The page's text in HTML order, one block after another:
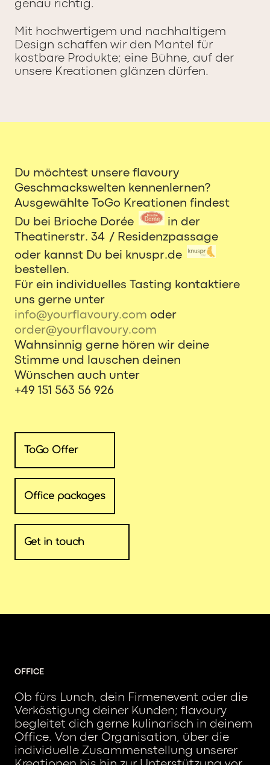
genau richtig.
Mit hochwertigem und nachhaltigem
Design schaffen wir den Mantel für
kostbare Produkte; eine Bühne, auf der
unsere Kreationen glänzen dürfen.
Du möchtest unsere flavoury
Geschmackswelten kennenlernen?
Ausgewählte ToGo Kreationen findest
Du bei Brioche Dorée
in der
Theatinerstr. 34 / Residenzpassage
oder kannst Du bei knuspr.de
bestellen.
Für ein individuelles Tasting kontaktiere
uns gerne unter
info@yourflavoury.com oder
order@yourflavoury.com
Wahnsinnig gerne hören wir deine
Stimme und lauschen deinen
Wünschen auch unter
+49 151 563 56 926
ToGo Offer
Office packages
Get in touch
OFFICE
Ob fürs Lunch, dein Firmenevent oder die
Verköstigung deiner Kunden; flavoury
begleitet dich gerne kulinarisch in deinem
Office. Von der Organisation, über die
individuelle Zusammenstellung unserer